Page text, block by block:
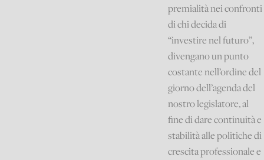
premialità nei confronti
di chi decida di
“investire nel futuro”,
divengano un punto
costante nell’ordine del
giorno dell’agenda del
nostro legislatore, al
fine di dare continuità e
stabilità alle politiche di
crescita professionale e